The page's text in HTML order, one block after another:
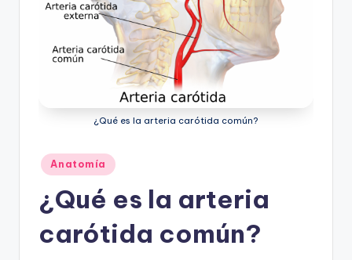
¿Qué es la arteria carótida común?
Publicado
en
Anatomía
¿Qué es la arteria
carótida común?